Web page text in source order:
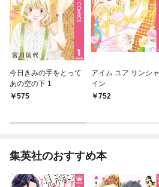
今日きみの手をとって
あの空の下 1
575
アイム ユア サンシャ
イン
752
集英社のおすすめ本